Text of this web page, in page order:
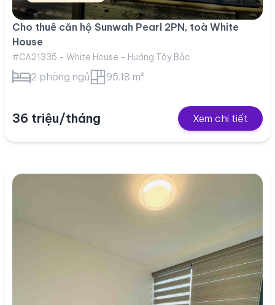
Cho thuê căn hộ Sunwah Pearl 2PN, toà White
House
#CA21335 - White House - Hướng Tây Bắc
2 phòng ngủ 95.18 m²
36 triệu/tháng Xem chi tiết